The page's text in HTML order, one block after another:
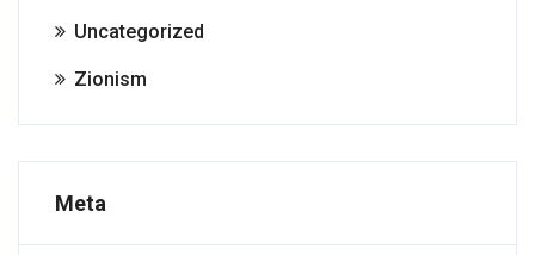
Uncategorized
Zionism
Meta